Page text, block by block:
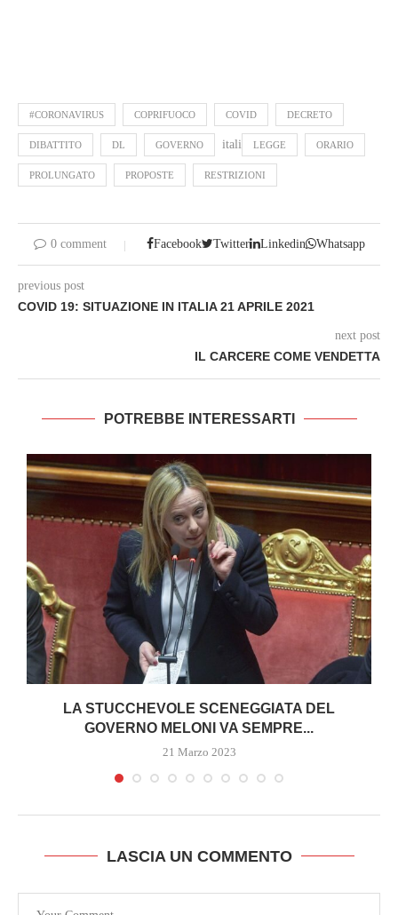
#CORONAVIRUS COPRIFUOCO COVID DECRETO
DIBATTITO DL GOVERNO itali LEGGE ORARIO
PROLUNGATO PROPOSTE RESTRIZIONI
0 comment Facebook Twitter Linkedin Whatsapp
previous post
COVID 19: SITUAZIONE IN ITALIA 21 APRILE 2021
next post
IL CARCERE COME VENDETTA
POTREBBE INTERESSARTI
LA STUCCHEVOLE SCENEGGIATA DEL
GOVERNO MELONI VA SEMPRE...
21 Marzo 2023
LASCIA UN COMMENTO